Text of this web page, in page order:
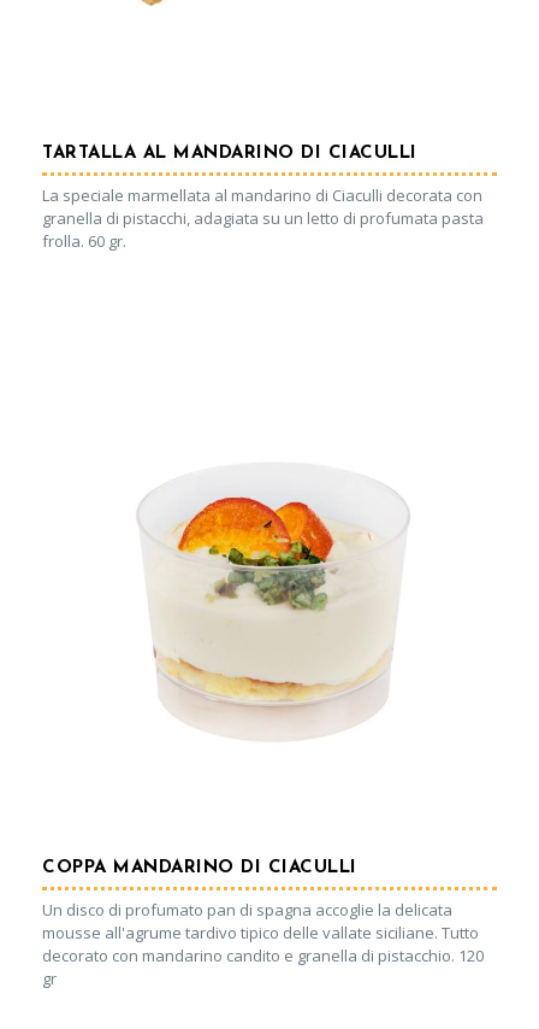
TARTALLA AL MANDARINO DI CIACULLI
La speciale marmellata al mandarino di Ciaculli decorata con
granella di pistacchi, adagiata su un letto di profumata pasta
frolla. 60 gr.
COPPA MANDARINO DI CIACULLI
Un disco di profumato pan di spagna accoglie la delicata
mousse all'agrume tardivo tipico delle vallate siciliane. Tutto
decorato con mandarino candito e granella di pistacchio. 120
gr